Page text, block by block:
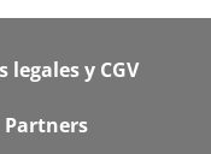
legales y CGV
Partners